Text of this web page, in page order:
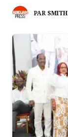
PAR SMITH